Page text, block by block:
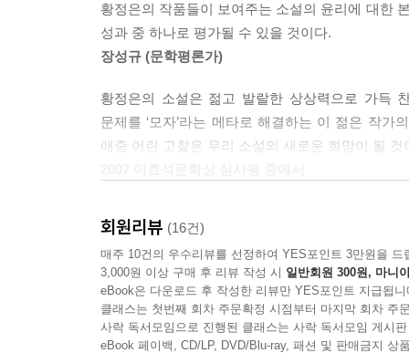
m의 등뒤에는 남들이 볼 수 없는 문이 달려 있어
깜짝 놀랐다. 열리기도 하는구나. (……) 저게 열리
할머니, 거기선 어때. 지내기가.
나쁘지 않다. 눈이 내린다.
춥지는 않다. 일단은 죽었으니까.
심심하겠어, 할머니.
그래서 가끔 걷는다.
뭐가 있어?
없다. 그러니까 조금 더 걸어볼 생각이다.
황정은의 작품들이 보여주는 소설의 윤리에 대한
성과 중 하나로 평가될 수 있을 것이다.
장성규 (문학평론가)
황정은의 소설은 젊고 발랄한 상상력으로 가득
문제를 ‘모자’라는 메타로 해결하는 이 젊은 작
애증 어린 고찰은 우리 소설의 새로운 희망이 될 것
회원리뷰 (16건)
매주 10건의 우수리뷰를 선정하여 YES포인트 3만원을 드
3,000원 이상 구매 후 리뷰 작성 시 일반회원 300원, 마니
eBook은 다운로드 후 작성한 리뷰만 YES포인트 지급됩니
클래스는 첫번째 회차 주문확정 시점부터 마지막 회차 주
사락 독서모임으로 진행된 클래스는 사락 독서모임 게시
eBook 페이백, CD/LP, DVD/Blu-ray, 패션 및 판매금지 상